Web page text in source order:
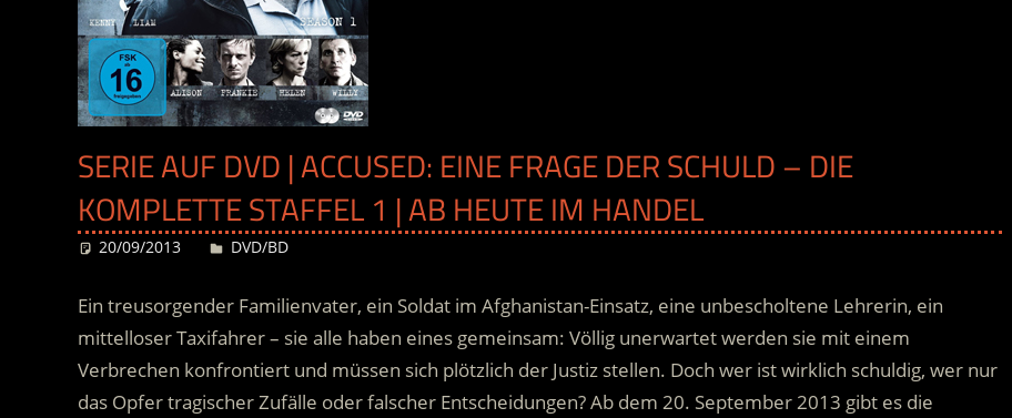
SERIE AUF DVD | ACCUSED: EINE FRAGE DER SCHULD – DIE
KOMPLETTE STAFFEL 1 | AB HEUTE IM HANDEL
20/09/2013 Desiree
DVD/BD
Ein treusorgender Familienvater, ein Soldat im Afghanistan-Einsatz, eine unbescholtene Lehrerin, ein
mittelloser Taxifahrer – sie alle haben eines gemeinsam: Völlig unerwartet werden sie mit einem
Verbrechen konfrontiert und müssen sich plötzlich der Justiz stellen. Doch wer ist wirklich schuldig, wer nur
das Opfer tragischer Zufälle oder falscher Entscheidungen?Ab dem 20. September 2013 gibt es die